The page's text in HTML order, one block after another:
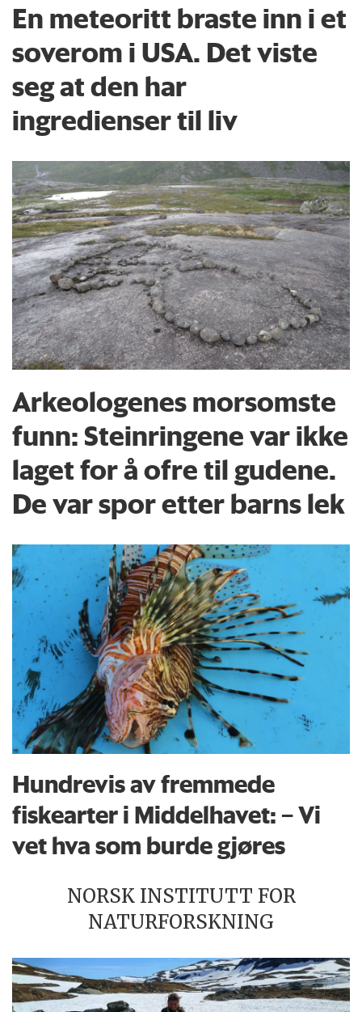
En meteoritt braste inn i et
soverom i USA. Det viste
seg at den har
ingredienser til liv
Arkeologenes morsomste
funn: Steinringene var ikke
laget for å ofre til gudene.
De var spor etter barns lek
Hundrevis av fremmede
fiskearter i Middelhavet: – Vi
vet hva som burde gjøres
NORSK INSTITUTT FOR
NATURFORSKNING